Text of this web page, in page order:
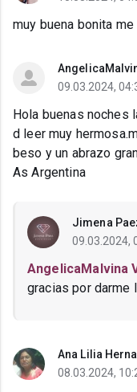
muy buena bonita
09.03.2024,
Hola buenas noches
d leer muy
beso y un abrazo
As Argentina
Jimena
09.03.2024,
AngelicaMalvina
gracias por darme
Ana Lilia
08.03.2024,